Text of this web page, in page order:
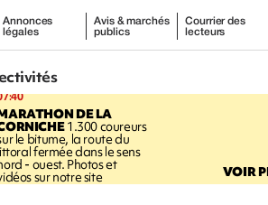
Annonces
légales
Avis & marchés
publics
Courrier des
lecteurs
DE LA
1.300 coureurs
le bitume, la route du
fermée dans le sens
- ouest. Photos et
sur notre site VOIR